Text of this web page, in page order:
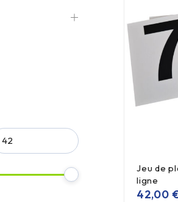
Jeu de
ligne
42,00